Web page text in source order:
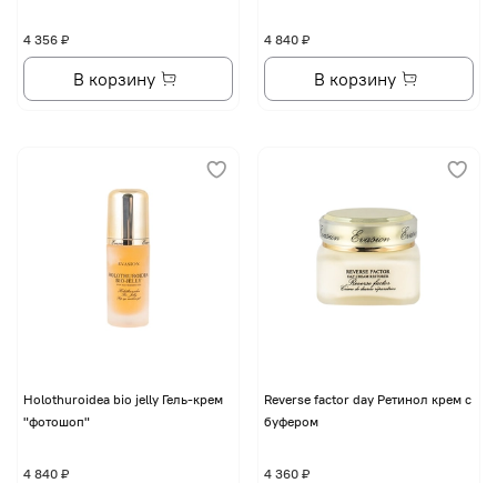
4 356 ₽
В корзину
4 840 ₽
В корзину
Holothuroidea bio jelly Гель-крем
"фотошоп"
4 840 ₽
Reverse factor day Ретинол крем с
буфером
4 360 ₽